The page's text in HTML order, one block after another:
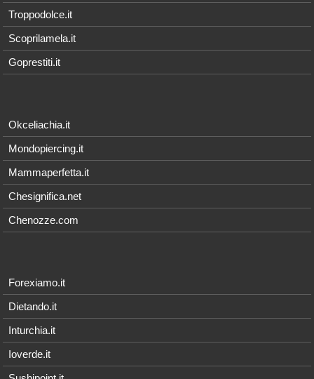
Troppodolce.it
Scoprilamela.it
Goprestiti.it
Okceliachia.it
Mondopiercing.it
Mammaperfetta.it
Chesignifica.net
Chenozze.com
Forexiamo.it
Dietando.it
Inturchia.it
Ioverde.it